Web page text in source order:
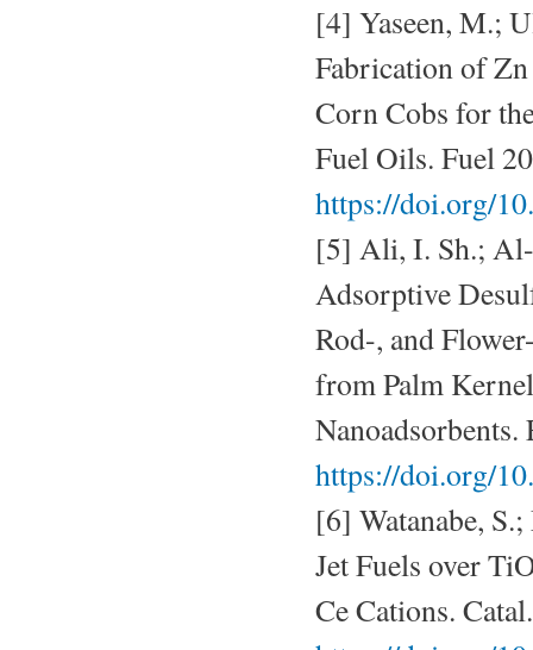
[4] Yaseen, M.;
Fabrication of
Corn Cobs for
Fuel Oils. Fuel
https://doi.org/
[5] Ali, I. Sh.; Al-
Adsorptive
Rod-, and
from Palm
https://doi.org/
[6] Watanabe,
Jet Fuels over
Ce Cations.